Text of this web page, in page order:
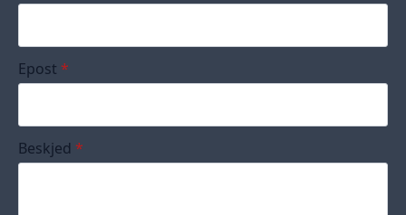
Epost *
Beskjed *